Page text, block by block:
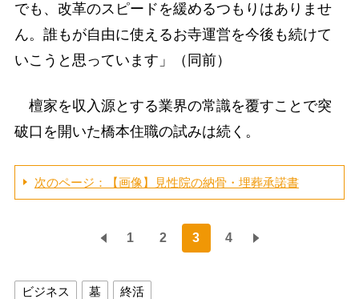
でも、改革のスピードを緩めるつもりはありませ
ん。誰もが自由に使えるお寺運営を今後も続けて
いこうと思っています」（同前）
檀家を収入源とする業界の常識を覆すことで突
破口を開いた橋本住職の試みは続く。
次のページ：【画像】見性院の納骨・埋葬承諾書
1 2 3 4
ビジネス 墓 終活